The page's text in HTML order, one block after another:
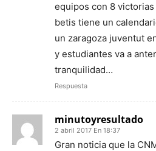
equipos con 8
betis tiene un
un zaragoza juventut
y estudiantes va a
tranquilidad…
Respuesta
minutoyresultado
2 abril 2017 En 18:37
Gran noticia que la